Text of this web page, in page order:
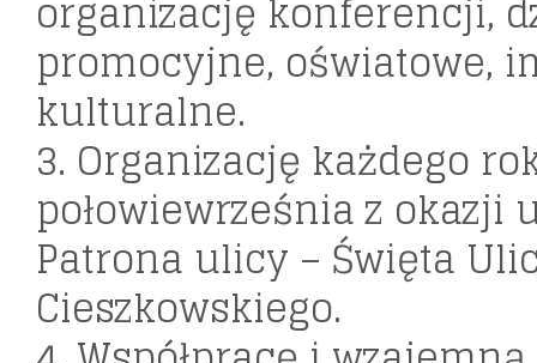
organizację konferencji,
promocyjne, oświatowe,
kulturalne.
3. Organizację każdego
połowiewrześnia z okazji
Patrona ulicy – Święta
Cieszkowskiego.